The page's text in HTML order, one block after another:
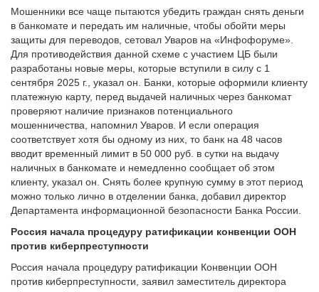
Мошенники все чаще пытаются убедить граждан снять деньги
в банкомате и передать им наличные, чтобы обойти меры
защиты для переводов, сетовал Уваров на «Инфофоруме».
Для противодействия данной схеме с участием ЦБ были
разработаны новые меры, которые вступили в силу с 1
сентября 2025 г., указал он. Банки, которые оформили клиенту
платежную карту, перед выдачей наличных через банкомат
проверяют наличие признаков потенциального
мошенничества, напомнил Уваров. И если операция
соответствует хотя бы одному из них, то банк на 48 часов
вводит временный лимит в 50 000 руб. в сутки на выдачу
наличных в банкомате и немедленно сообщает об этом
клиенту, указал он. Снять более крупную сумму в этот период
можно только лично в отделении банка, добавил директор
Департамента информационной безопасности Банка России.
Россия начала процедуру ратификации конвенции ООН
против киберпреступности
Россия начала процедуру ратификации Конвенции ООН
против киберпреступности, заявил заместитель директора